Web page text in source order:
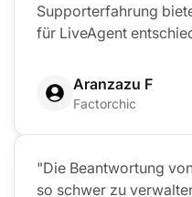
Supporterfahrung
für LiveAgent
Aranzazu F
Factorchic
"Die Beantwortung
so schwer zu